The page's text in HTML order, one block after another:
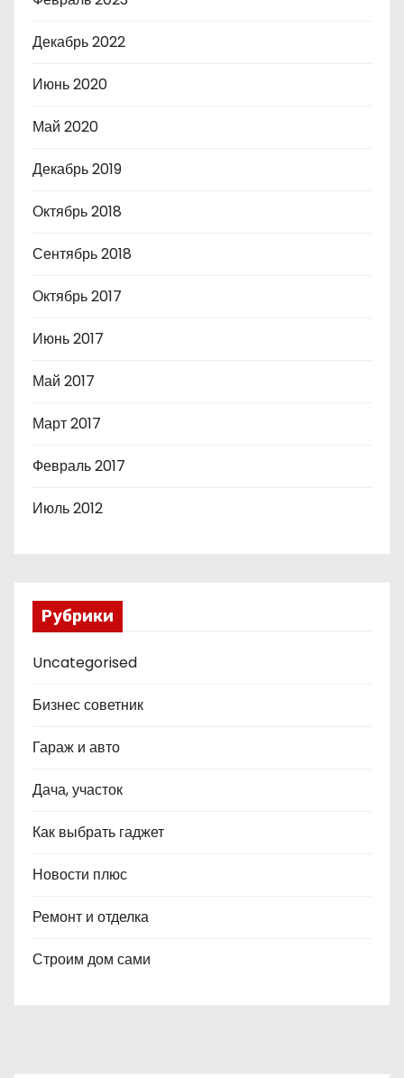
Декабрь 2022
Июнь 2020
Май 2020
Декабрь 2019
Октябрь 2018
Сентябрь 2018
Октябрь 2017
Июнь 2017
Май 2017
Март 2017
Февраль 2017
Июль 2012
Рубрики
Uncategorised
Бизнес советник
Гараж и авто
Дача, участок
Как выбрать гаджет
Новости плюс
Ремонт и отделка
Строим дом сами